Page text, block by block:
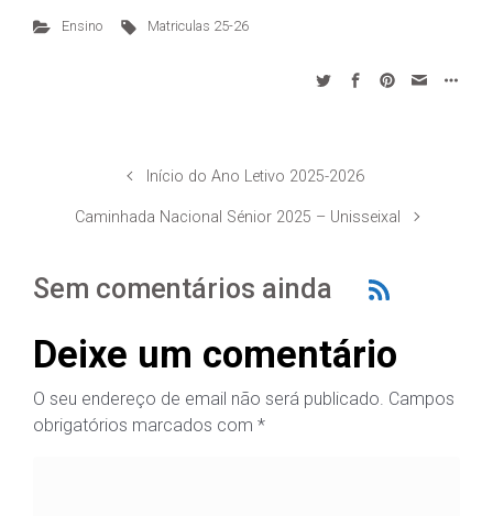
Ensino Matriculas 25-26
Início do Ano Letivo 2025-2026
Caminhada Nacional Sénior 2025 – Unisseixal
Sem comentários ainda
Deixe um comentário
O seu endereço de email não será publicado. Campos
obrigatórios marcados com *